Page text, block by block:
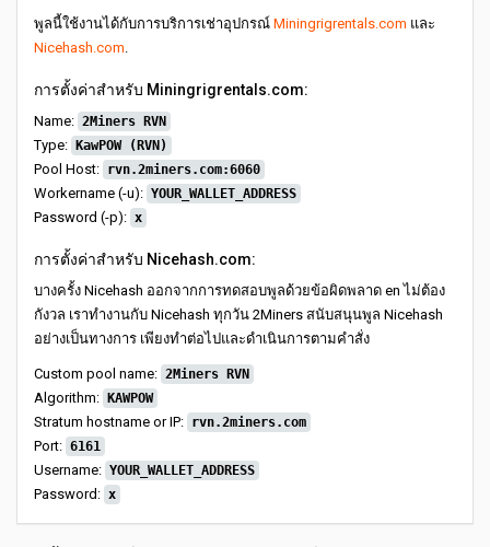
พูลนี้ใช้งานได้กับการบริการเช่าอุปกรณ์ Miningrigrentals.com และ
Nicehash.com.
การตั้งค่าสำหรับ Miningrigrentals.com:
Name: 2Miners RVN
Type: KawPOW (RVN)
Pool Host: rvn.2miners.com:6060
Workername (-u): YOUR_WALLET_ADDRESS
Password (-p): x
การตั้งค่าสำหรับ Nicehash.com:
บางครั้ง Nicehash ออกจากการทดสอบพูลด้วยข้อผิดพลาด en ไม่ต้อง
กังวล เราทำงานกับ Nicehash ทุกวัน 2Miners สนับสนุนพูล Nicehash
อย่างเป็นทางการ เพียงทำต่อไปและดำเนินการตามคำสั่ง
Custom pool name: 2Miners RVN
Algorithm: KAWPOW
Stratum hostname or IP: rvn.2miners.com
Port: 6161
Username: YOUR_WALLET_ADDRESS
Password: x